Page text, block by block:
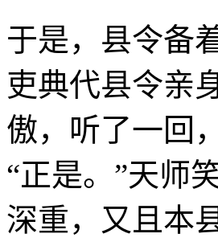
于是，县令备
吏典代县令亲
傲，听了一回
“正是。”天师
深重，又且本